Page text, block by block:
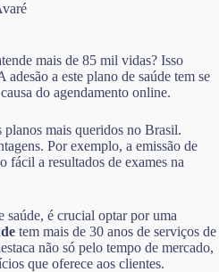
mais de 85 mil vidas? Isso
adesão a este plano de saúde tem se
do agendamento online.
mais queridos no Brasil.
Por exemplo, a emissão de
fácil a resultados de exames na
saúde, é crucial optar por uma
tem mais de 30 anos de serviços de
não só pelo tempo de mercado,
que oferece aos clientes.